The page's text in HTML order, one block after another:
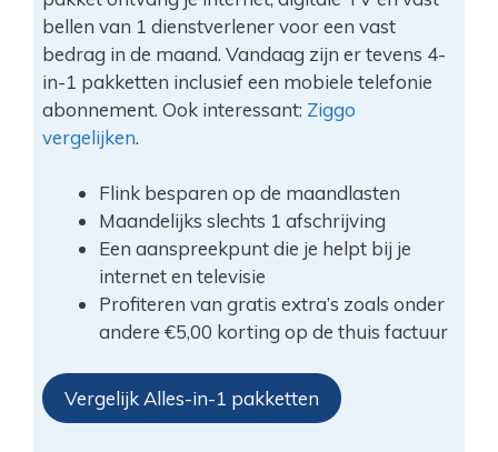
bellen van 1 dienstverlener voor een vast
bedrag in de maand. Vandaag zijn er tevens 4-
in-1 pakketten inclusief een mobiele telefonie
abonnement. Ook interessant: Ziggo
vergelijken.
Flink besparen op de maandlasten
Maandelijks slechts 1 afschrijving
Een aanspreekpunt die je helpt bij je
internet en televisie
Profiteren van gratis extra’s zoals onder
andere €5,00 korting op de thuis factuur
Vergelijk Alles-in-1 pakketten